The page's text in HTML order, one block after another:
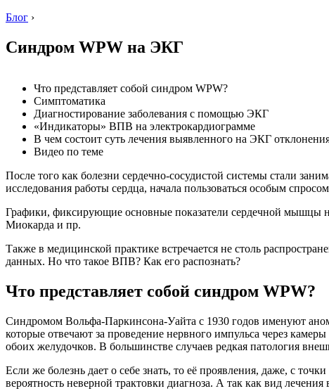
Блог ›
Синдром WPW на ЭКГ
Что представляет собой синдром WPW?
Симптоматика
Диагностирование заболевания с помощью ЭКГ
«Индикаторы» ВПВ на электрокардиограмме
В чем состоит суть лечения выявленного на ЭКГ
Видео по теме
После того как болезни сердечно-сосудистой системы стали
исследования работы сердца, начала пользоваться особым
Графики, фиксирующие основные показатели сердечной мышцы
Миокарда и пр.
Также в медицинской практике встречается не столь
данных. Но что такое ВПВ? Как его распознать?
Что представляет собой синдром WPW?
Синдромом Вольфа-Паркинсона-Уайта с 1930 годов именуют
которые отвечают за проведение нервного импульса через
обоих желудочков. В большинстве случаев редкая патология
Если же болезнь дает о себе знать, то её проявления, даже, с
вероятность неверной трактовки диагноза. А так как вид